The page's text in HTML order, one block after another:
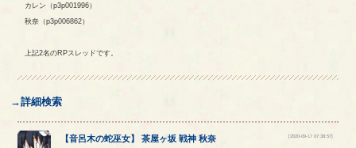
カレン（p3p001996）
秋奈（p3p006862）
上記2名のRPスレッドです。
→詳細検索
【音呂木の蛇巫女】茶屋ヶ坂 戦神 秋奈
[2020-09-17 07:38:57]